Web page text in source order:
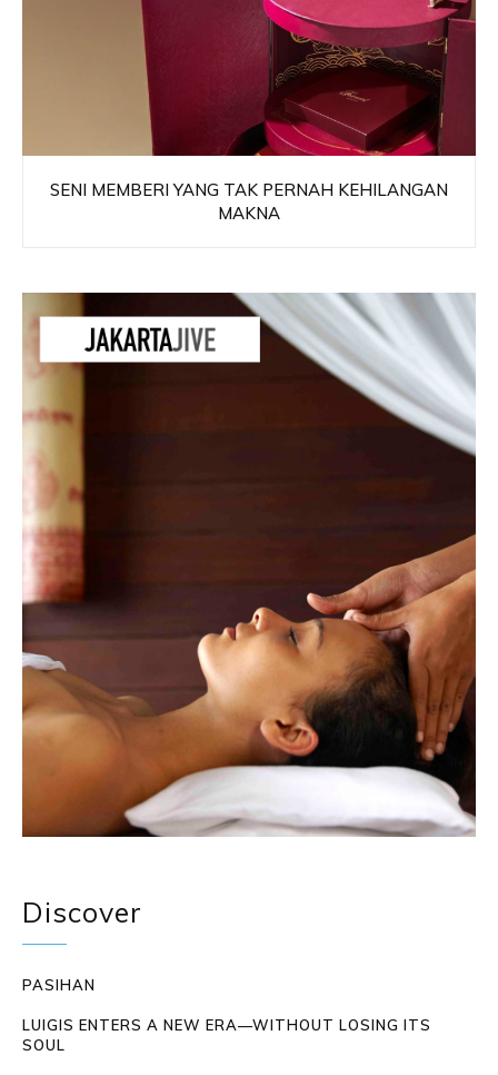
SENI MEMBERI YANG TAK PERNAH KEHILANGAN
MAKNA
Discover
PASIHAN
LUIGIS ENTERS A NEW ERA—WITHOUT LOSING ITS
SOUL